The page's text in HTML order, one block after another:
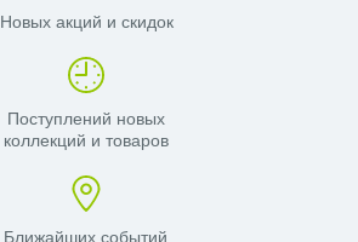
Новых акций и скидок
Поступлений новых
коллекций и товаров
Ближайших событий